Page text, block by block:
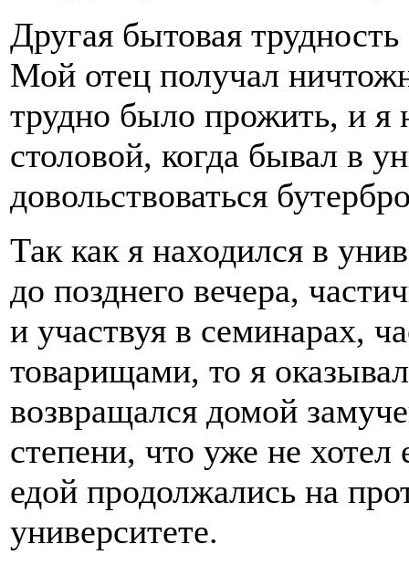
Другая бытовая
Мой отец получал
трудно было прожить, и я
столовой, когда бывал в
довольствоваться
Так как я находился в
до позднего вечера,
и участвуя в семинарах,
товарищами, то я
возвращался домой
степени, что уже не
едой продолжались на
университете.